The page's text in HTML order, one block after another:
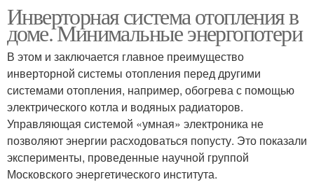
Инверторная система отопления в
доме. Минимальные энергопотери
В этом и заключается главное преимущество
инверторной системы отопления перед другими
системами отопления, например, обогрева с помощью
электрического котла и водяных радиаторов.
Управляющая системой «умная» электроника не
позволяют энергии расходоваться попусту. Это показали
эксперименты, проведенные научной группой
Московского энергетического института.